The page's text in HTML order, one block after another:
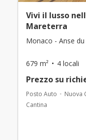
Vivi il lusso
Mareterra
Monaco - Anse
679 m² 4 locali
Prezzo su
Posto Auto Nuova
Cantina